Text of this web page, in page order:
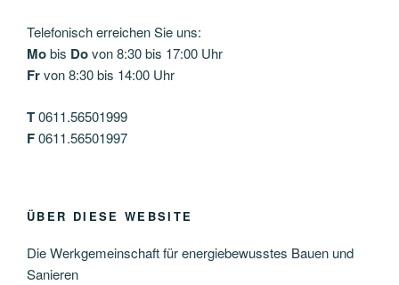
Telefonisch erreichen Sie uns:
Mobis Dovon 8:30 bis 17:00 Uhr
Frvon 8:30 bis 14:00 Uhr
T0611.56501999
F0611.56501997
ÜBER DIESE WEBSITE
Die Werkgemeinschaft für energiebewusstes Bauen und
Sanieren